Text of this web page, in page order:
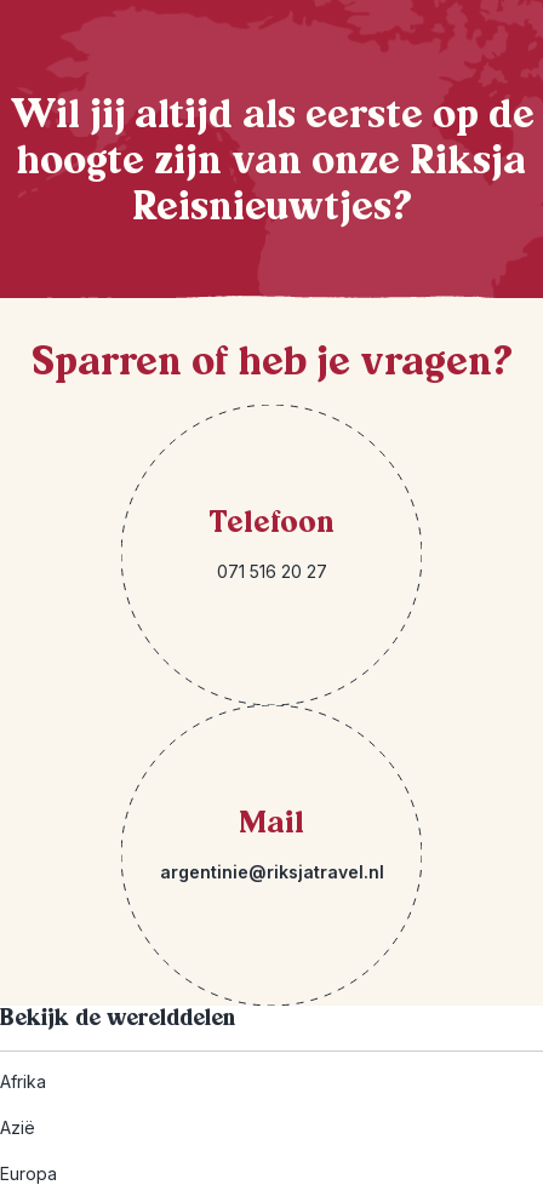
Wil jij altijd als eerste op de
hoogte zijn van onze Riksja
Reisnieuwtjes?
Sparren of heb je vragen?
Telefoon
071 516 20 27
Mail
argentinie@riksjatravel.nl
Bekijk de werelddelen
Afrika
Azië
Europa